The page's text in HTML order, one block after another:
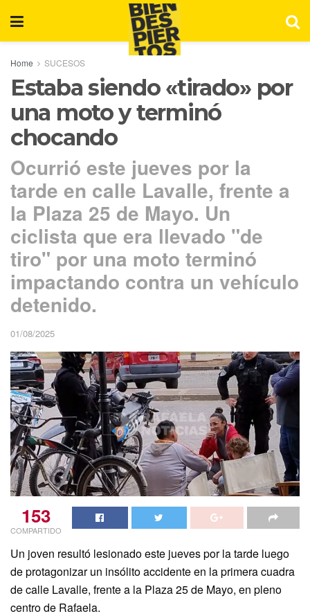
Home SUCESOS
Estaba siendo «tirado» por
una moto y terminó
chocando
Ocurrió este jueves por la
tarde en calle Lavalle, frente a
la Plaza 25 de Mayo. Un
ciclista que era llevado "de
tiro" por una moto terminó
impactando contra un vehículo
detenido.
01/08/2025
153
COMPARTIDO
Un joven resultó lesionado este jueves por la tarde luego
de protagonizar un insólito accidente en la primera cuadra
de calle Lavalle, frente a la Plaza 25 de Mayo, en pleno
centro de Rafaela.